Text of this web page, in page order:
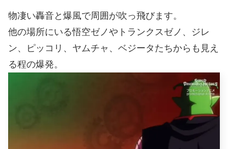
物凄い轟音と爆風で周囲が吹っ飛びます。
他の場所にいる悟空ゼノやトランクスゼノ、ジレ
ン、ピッコリ、ヤムチャ、ベジータたちからも見え
る程の爆発。